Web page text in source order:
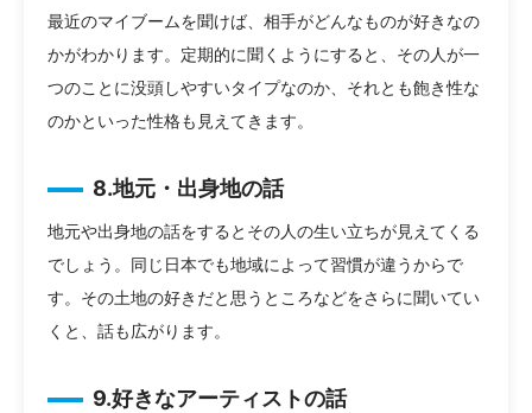
最近のマイブームを聞けば、相手がどんなものが好きなの
かがわかります。定期的に聞くようにすると、その人が一
つのことに没頭しやすいタイプなのか、それとも飽き性な
のかといった性格も見えてきます。
8.地元・出身地の話
地元や出身地の話をするとその人の生い立ちが見えてくる
でしょう。同じ日本でも地域によって習慣が違うからで
す。その土地の好きだと思うところなどをさらに聞いてい
くと、話も広がります。
9.好きなアーティストの話